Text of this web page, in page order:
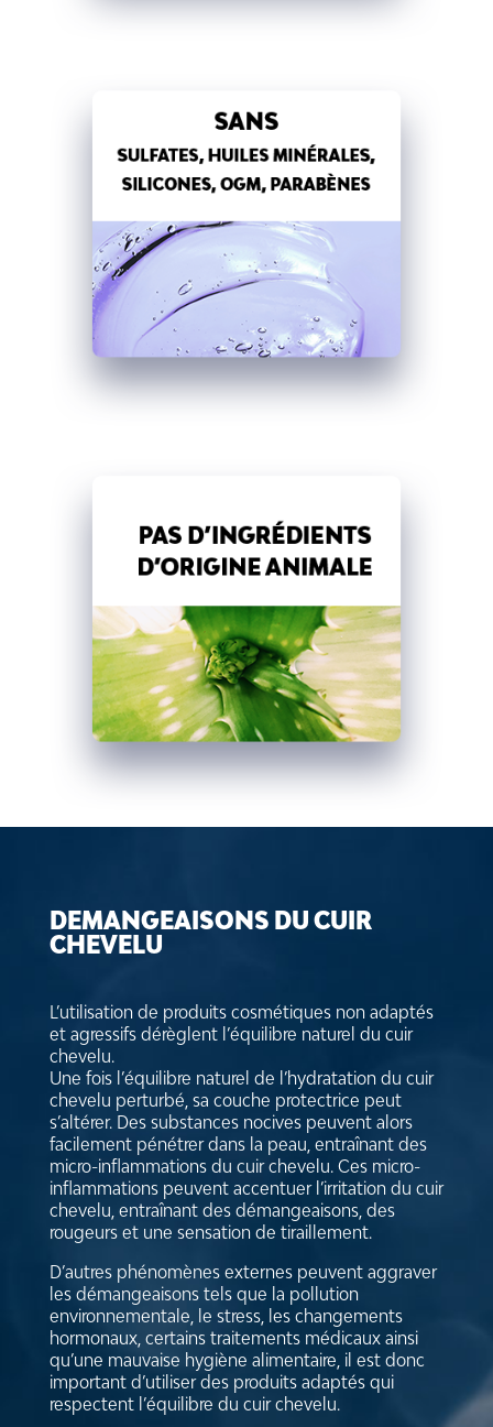
DEMANGEAISONS DU CUIR
CHEVELU
L’utilisation de produits cosmétiques non adaptés
et agressifs dérèglent l’équilibre naturel du cuir
chevelu.
Une fois l’équilibre naturel de l’hydratation du cuir
chevelu perturbé, sa couche protectrice peut
s’altérer. Des substances nocives peuvent alors
facilement pénétrer dans la peau, entraînant des
micro-inflammations du cuir chevelu. Ces micro-
inflammations peuvent accentuer l’irritation du cuir
chevelu, entraînant des démangeaisons, des
rougeurs et une sensation de tiraillement.
D’autres phénomènes externes peuvent aggraver
les démangeaisons tels que la pollution
environnementale, le stress, les changements
hormonaux, certains traitements médicaux ainsi
qu’une mauvaise hygiène alimentaire, il est donc
important d’utiliser des produits adaptés qui
respectent l’équilibre du cuir chevelu.